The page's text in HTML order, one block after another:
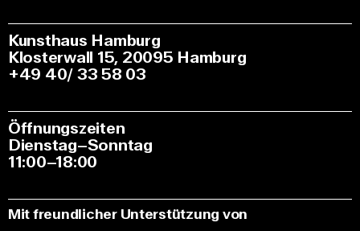
Kunsthaus Hamburg
Klosterwall 15, 20095 Hamburg
+49 40/ 33 58 03
Öffnungszeiten
Dienstag–Sonntag
11:00–18:00
Mit freundlicher Unterstützung von